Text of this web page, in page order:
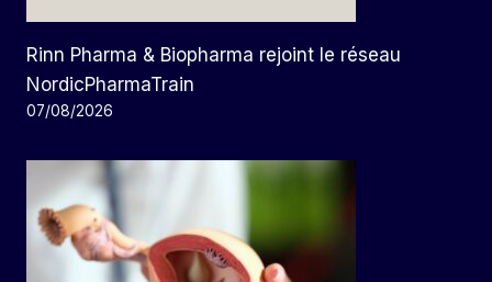
Rinn Pharma & Biopharma rejoint le réseau
NordicPharmaTrain
07/08/2026